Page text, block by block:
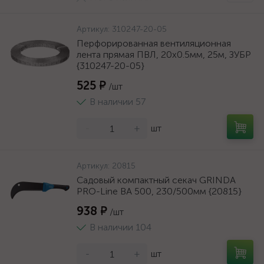
Артикул: 310247-20-05
Перфорированная вентиляционная
лента прямая ПВЛ, 20х0.5мм, 25м, ЗУБР
{310247-20-05}
525 ₽ /шт
В наличии 57
+ шт
Артикул: 20815
Садовый компактный секач GRINDA
PRO-Line BA 500, 230/500мм {20815}
938 ₽ /шт
В наличии 104
- + шт